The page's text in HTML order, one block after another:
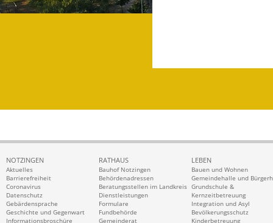
NOTZINGEN
Aktuelles
Barrierefreiheit
Coronavirus
Datenschutz
Gebärdensprache
Geschichte und Gegenwart
Informationsbroschüre
RATHAUS
Bauhof Notzingen
Behördenadressen
Beratungsstellen im Landkreis
Dienstleistungen
Formulare
Fundbehörde
Gemeinderat
LEBEN
Bauen und Wohnen
Gemeindehalle und
Grundschule &
Kernzeitbetreuung
Integration und Asyl
Bevölkerungsschutz
Kinderbetreuung